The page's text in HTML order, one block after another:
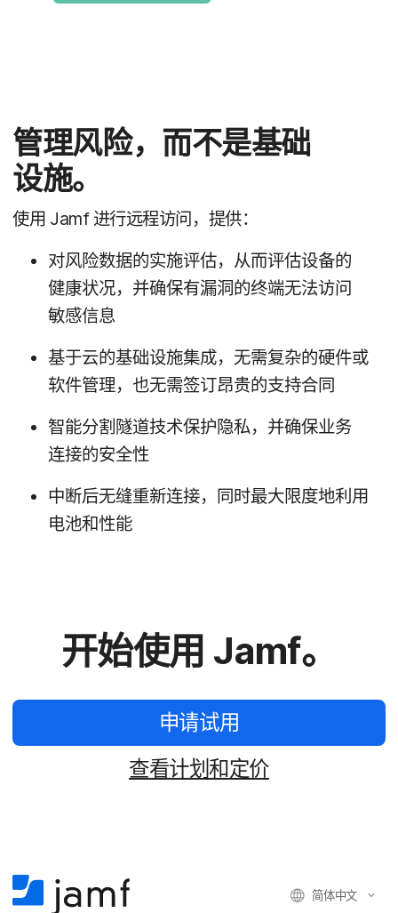
管理​风险，​而​不​是​基础​
设施。
使用 Jamf 进行​远程​访问，​提供：
对​风险​数据​的​实施​评估，​从​而​评估​设备​的​
健康​状况，​并确​保​有​漏洞​的​终端​无法​访问​
敏感​信息
基于​云​的​基础​设施​集成，​无需​复杂​的​硬件​或​
软件​管理，​也​无​需​签订​昂贵​的​支持​合同
智​能​分割​隧道​技术​保护​隐私，​并确​保​业务​
连接​的​安全性
中断​后​无缝重新​连接，​同时​最​大​限度​地​利用​
电池​和​性​能
开始​使用 Jamf。
申请​试用
查​看​计划​和​定价
简体​中文